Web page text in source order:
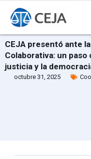
CEJA presentó ante
Colaborativa: un
justicia y la
octubre 31, 2025